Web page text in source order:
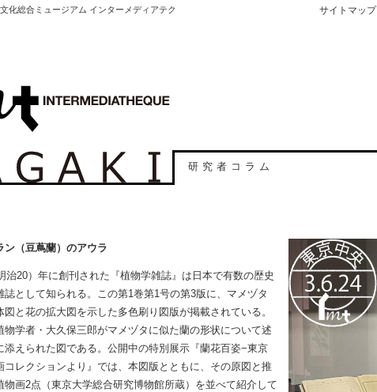
サイトマップ
文化総合ミュージアム インターメディアテク
研究者コラム
ン（豆蔦蘭）のアウラ
治20）年に創刊された『植物学雑誌』は日本で有数の歴史
誌として知られる。この第1巻第1号の第3版に、マメヅタ
図と花の拡大図を示した多色刷り図版が掲載されている。
物学者・大久保三郎がマメヅタに似た蘭の形状について述
添えられた図である。公開中の特別展示『蘭花百姿−東京
コレクションより』では、本図版とともに、その原図と推
物画2点（東京大学総合研究博物館所蔵）を並べて紹介して